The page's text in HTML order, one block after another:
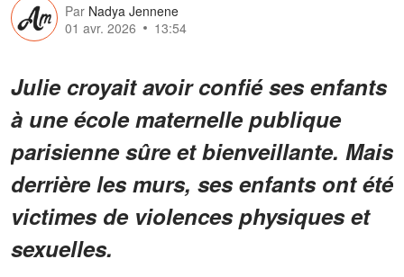
Par Nadya Jennene
01 avr. 2026
13:54
Julie croyait avoir confié ses enfants
à une école maternelle publique
parisienne sûre et bienveillante. Mais
derrière les murs, ses enfants ont été
victimes de violences physiques et
sexuelles.